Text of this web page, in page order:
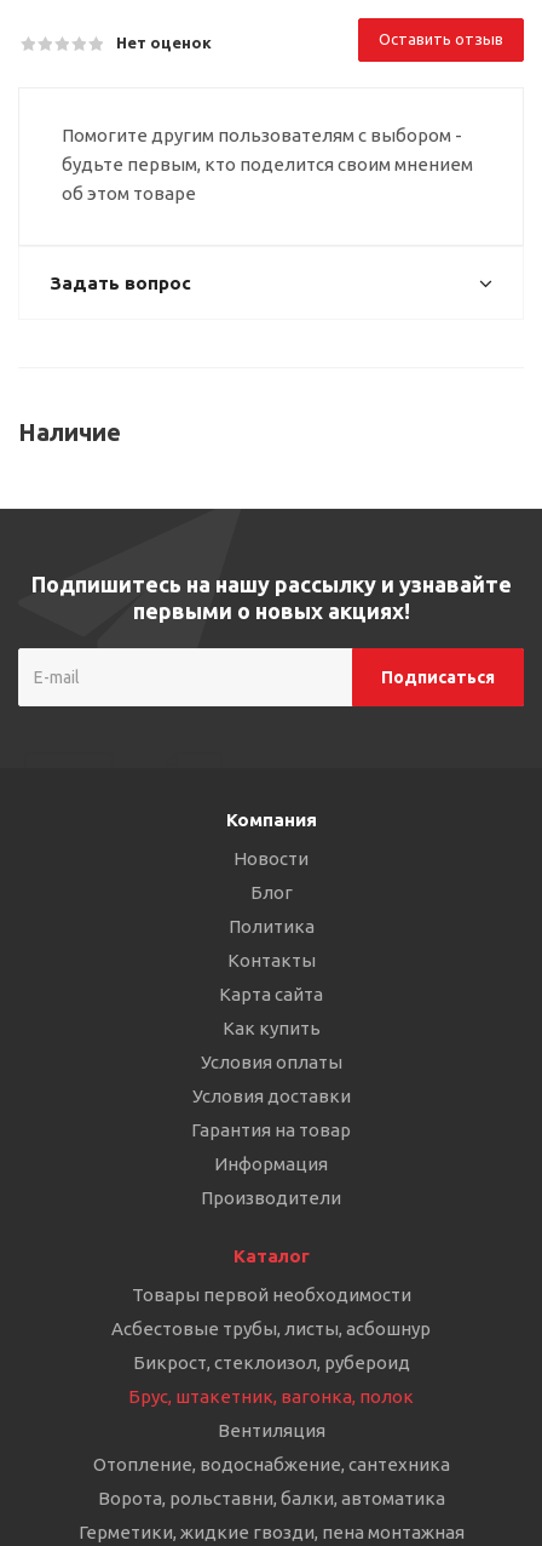
Нет оценок Оставить отзыв
Помогите другим пользователям с выбором -
будьте первым, кто поделится своим мнением
об этом товаре
Задать вопрос
Наличие
Подпишитесь на нашу рассылку и узнавайте
первыми о новых акциях!
Компания
Новости
Блог
Политика
Контакты
Карта сайта
Как купить
Условия оплаты
Условия доставки
Гарантия на товар
Информация
Производители
Каталог
Товары первой необходимости
Асбестовые трубы, листы, асбошнур
Бикрост, стеклоизол, рубероид
Брус, штакетник, вагонка, полок
Вентиляция
Отопление, водоснабжение, сантехника
Ворота, рольставни, балки, автоматика
Герметики, жидкие гвозди, пена монтажная